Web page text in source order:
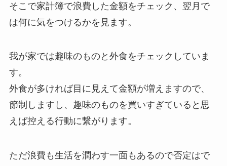
そこで家計簿で浪費した金額をチェック、翌月で
は何に気をつけるかを見ます。
我が家では趣味のものと外食をチェックしていま
す。
外食が多ければ目に見えて金額が増えますので、
節制しますし、趣味のものを買いすぎていると思
えば控える行動に繋がります。
ただ浪費も生活を潤わす一面もあるので否定はで